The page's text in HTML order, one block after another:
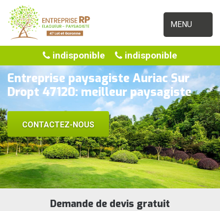
MENU
indisponible indisponible
Entreprise paysagiste Auriac Sur
Dropt 47120: meilleur paysagiste
CONTACTEZ-NOUS
Demande de devis gratuit